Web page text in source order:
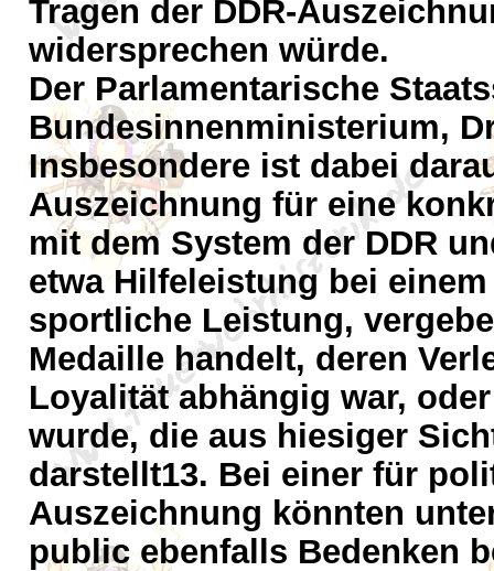
Tragen der DDR-
widersprechen würde.
Der Parlamentarische
Bundesinnenministerium,
Insbesondere ist dabei
Auszeichnung für eine
mit dem System der DDR
etwa Hilfeleistung bei
sportliche Leistung,
Medaille handelt, deren
Loyalität abhängig war,
wurde, die aus hiesiger
darstellt13. Bei einer für
Auszeichnung könnten
public ebenfalls Bedenken